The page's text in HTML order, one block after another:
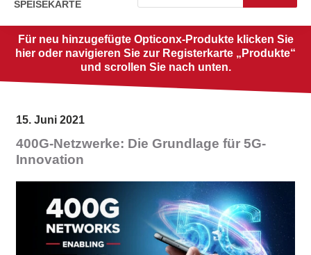
SPEISEKARTE
Für neu hinzugefügte Opticonx-Produkte klicken Sie
hier oder navigieren Sie zur Registerkarte „Produkte“
und scrollen Sie nach unten.
15. Juni 2021
400G-Netzwerke: Die Grundlage für 5G-
Innovation